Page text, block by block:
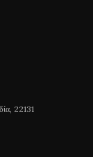
22131